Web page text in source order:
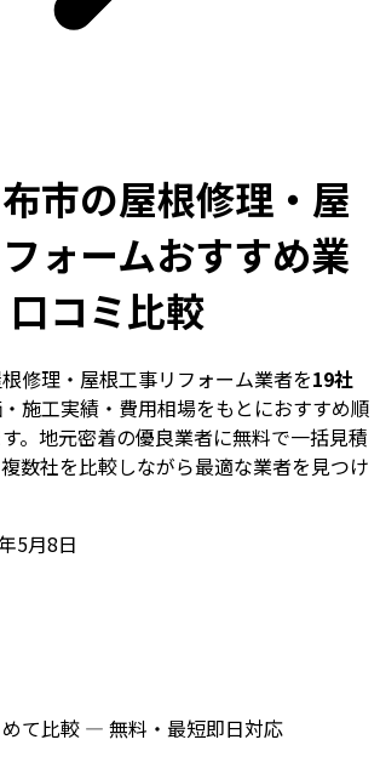
市の屋根修理・屋
ォームおすすめ業
コミ比較
修理・屋根工事リフォーム業者を19社
施工実績・費用相場をもとにおすすめ順
。地元密着の優良業者に無料で一括見積
数社を比較しながら最適な業者を見つけ
5月8日
て比較 — 無料・最短即日対応